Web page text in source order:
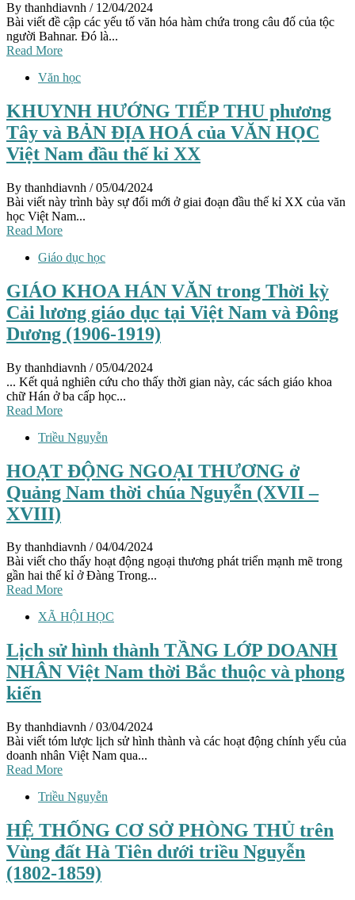
By thanhdiavnh / 12/04/2024
Bài viết đề cập các yếu tố văn hóa hàm chứa trong câu đố của tộc
người Bahnar. Đó là...
Read More
Văn học
KHUYNH HƯỚNG TIẾP THU phương
Tây và BẢN ĐỊA HOÁ của VĂN HỌC
Việt Nam đầu thế kỉ XX
By thanhdiavnh / 05/04/2024
Bài viết này trình bày sự đổi mới ở giai đoạn đầu thế kỉ XX của văn
học Việt Nam...
Read More
Giáo dục học
GIÁO KHOA HÁN VĂN trong Thời kỳ
Cải lương giáo dục tại Việt Nam và Đông
Dương (1906-1919)
By thanhdiavnh / 05/04/2024
... Kết quả nghiên cứu cho thấy thời gian này, các sách giáo khoa
chữ Hán ở ba cấp học...
Read More
Triều Nguyễn
HOẠT ĐỘNG NGOẠI THƯƠNG ở
Quảng Nam thời chúa Nguyễn (XVII –
XVIII)
By thanhdiavnh / 04/04/2024
Bài viết cho thấy hoạt động ngoại thương phát triển mạnh mẽ trong
gần hai thế kỉ ở Đàng Trong...
Read More
XÃ HỘI HỌC
Lịch sử hình thành TẦNG LỚP DOANH
NHÂN Việt Nam thời Bắc thuộc và phong
kiến
By thanhdiavnh / 03/04/2024
Bài viết tóm lược lịch sử hình thành và các hoạt động chính yếu của
doanh nhân Việt Nam qua...
Read More
Triều Nguyễn
HỆ THỐNG CƠ SỞ PHÒNG THỦ trên
Vùng đất Hà Tiên dưới triều Nguyễn
(1802-1859)